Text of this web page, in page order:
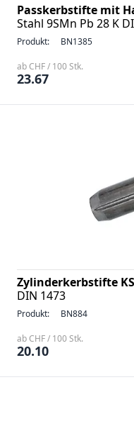
Passkerbstifte mit
Stahl 9SMn Pb 28 K
Produkt: BN1385
ab CHF / 100 Stk.
23.67
Zylinderkerbstifte
DIN 1473
Produkt: BN884
ab CHF / 100 Stk.
20.10